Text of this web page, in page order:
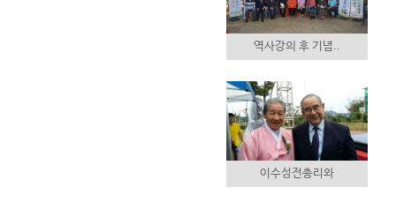
역사강의 후 기념..
이수성전총리와